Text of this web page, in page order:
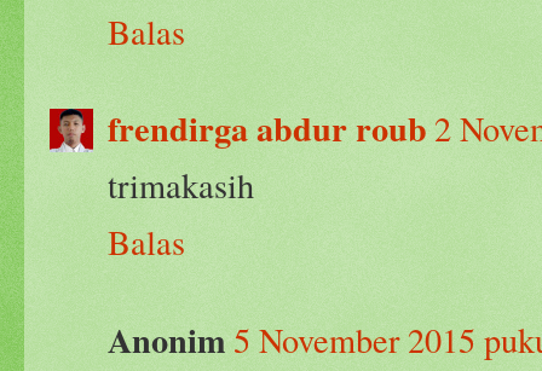
Balas
frendirga abdur roub 2
trimakasih
Balas
Anonim 5 November 2015